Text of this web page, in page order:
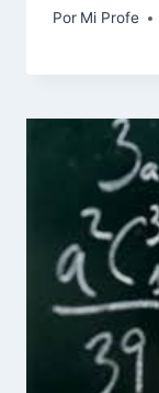
Por Mi Profe